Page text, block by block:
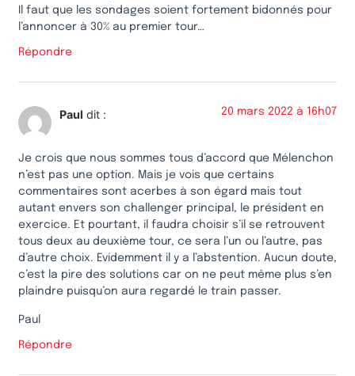
Il faut que les sondages soient fortement bidonnés pour
l’annoncer à 30% au premier tour…
Répondre
Paul dit : 20 mars 2022 à 16h07
Je crois que nous sommes tous d’accord que Mélenchon
n’est pas une option. Mais je vois que certains
commentaires sont acerbes à son égard mais tout
autant envers son challenger principal, le président en
exercice. Et pourtant, il faudra choisir s’il se retrouvent
tous deux au deuxième tour, ce sera l’un ou l’autre, pas
d’autre choix. Evidemment il y a l’abstention. Aucun doute,
c’est la pire des solutions car on ne peut même plus s’en
plaindre puisqu’on aura regardé le train passer.
Paul
Répondre